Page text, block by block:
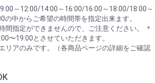
客様から卒園式用アレンジメントのご
き、川崎市川崎区へヤマト便にて配送
。
客様から卒園式用アレンジメントのご
き、川崎市川崎区へヤマト便にて配送
。
客様から一周忌用花束のご注文をいた
～12:00/14:00～16:00/16:00～18:00/18:00～
の中からご希望の時間帯を指定出来ます。
間指定ができませんので、ご注意ください。 ＊
〜19:00とさせていただきます。
リアのみです。（各商品ページの詳細をご確認